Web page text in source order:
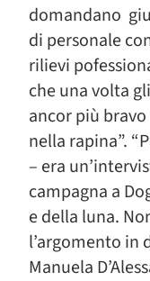
domandano
di personale
rilievi
che una volta
ancor più
nella rapina”.
– era
campagna a
e della luna.
l’argomento in
Manuela